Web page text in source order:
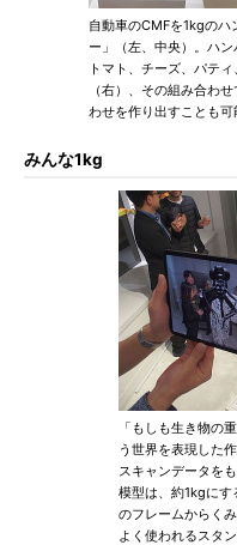
自動車のCMFを1kgの
ー」（左、中央）。ハン
トマト、チーズ、パテ
（右）、その組み合わ
わせを作り出すことも可
みんな1kg
「もしも生き物の
う世界を表現した
スキャンデータを
模型は、約1kgにす
のフレームからく
よく使われるスタ